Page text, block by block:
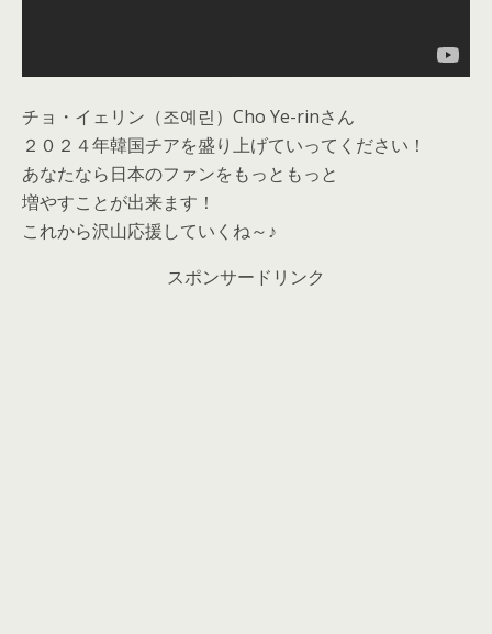
チョ・イェリン（조예린）Cho Ye-rinさん
２０２４年韓国チアを盛り上げていってください！
あなたなら日本のファンをもっともっと
増やすことが出来ます！
これから沢山応援していくね～♪
スポンサードリンク